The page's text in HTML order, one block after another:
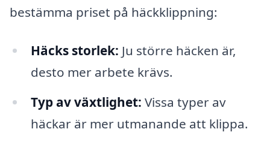
bestämma priset på häckklippning:
Häcks storlek: Ju större häcken är,
desto mer arbete krävs.
Typ av växtlighet: Vissa typer av
häckar är mer utmanande att klippa.